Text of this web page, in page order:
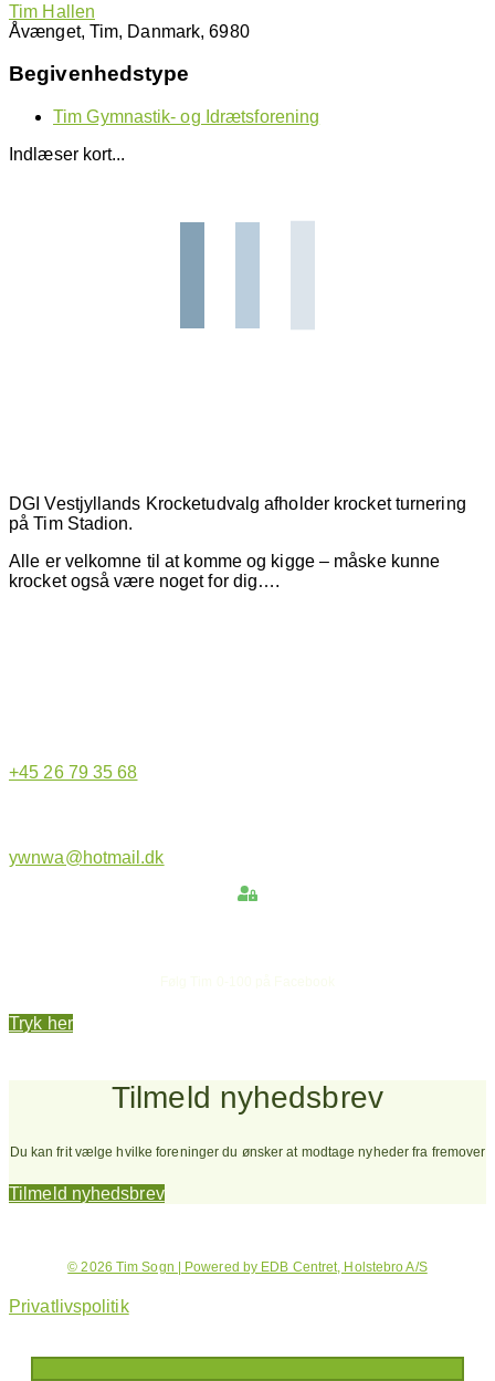
Tim Hallen
Åvænget, Tim, Danmark, 6980
Begivenhedstype
Tim Gymnastik- og Idrætsforening
Indlæser kort...
DGI Vestjyllands Krocketudvalg afholder krocket turnering
på Tim Stadion.
Alle er velkomne til at komme og kigge – måske kunne
krocket også være noget for dig….
+45 26 79 35 68
ywnwa@hotmail.dk
Tryk her
Tilmeld nyhedsbrev
Du kan frit vælge hvilke foreninger du ønsker at modtage nyheder fra fremover
Tilmeld nyhedsbrev
© 2026 Tim Sogn | Powered by EDB Centret, Holstebro A/S
Privatlivspolitik